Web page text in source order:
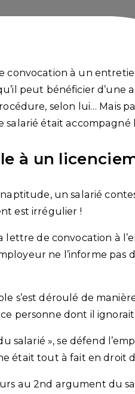
convocation à un
peut bénéficier d’une
selon lui… Mais
était
à un
un salarié
est irrégulier !
lettre de convocation à
ne l’informe pas
s’est déroulé de
personne dont il ignorait
salarié », se défend
était tout à fait en droit
au 2nd argument du